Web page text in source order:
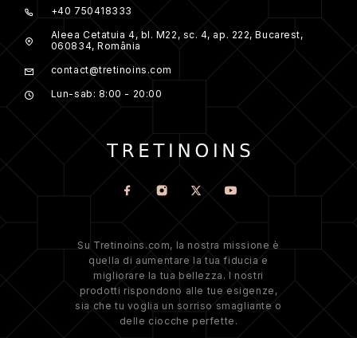
+40 750418333
Aleea Cetatuia 4, bl. M22, sc. 4, ap. 222, Bucarest,
060834, România
contact@tretinoins.com
Lun-sab: 8:00 - 20:00
Su Tretinoins.com, la nostra missione è
quella di aumentare la tua fiducia e
migliorare la tua bellezza. I nostri
prodotti rispondono alle tue esigenze,
sia che tu voglia un sorriso smagliante o
delle ciocche perfette.